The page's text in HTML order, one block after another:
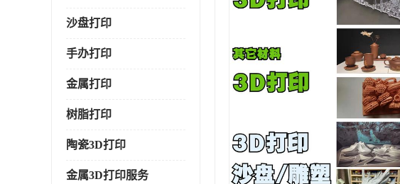
沙盘打印
手办打印
金属打印
树脂打印
陶瓷3D打印
金属3D打印服务